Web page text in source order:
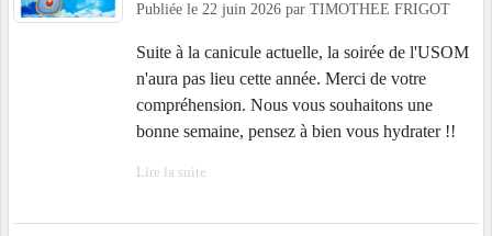
Publiée le 22 juin 2026 par TIMOTHEE FRIGOT
Suite à la canicule actuelle, la soirée de l'USOM
n'aura pas lieu cette année. Merci de votre
compréhension. Nous vous souhaitons une
bonne semaine, pensez à bien vous hydrater !!
Lire la suite